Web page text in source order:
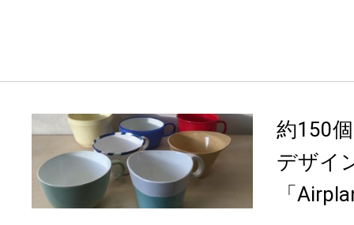
約150
デザイ
「